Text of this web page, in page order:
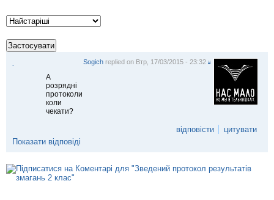
Sogichreplied on Втр, 17/03/2015 - 23:32 #
А
розрядні
протоколи
коли
чекати?
відповісти
цитувати
Показати відповіді